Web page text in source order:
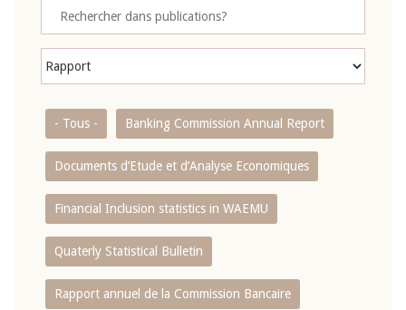
- Tous - Banking Commission Annual Report
Documents d’Etude et d’Analyse Economiques
Financial Inclusion statistics in WAEMU
Quaterly Statistical Bulletin
Rapport annuel de la Commission Bancaire